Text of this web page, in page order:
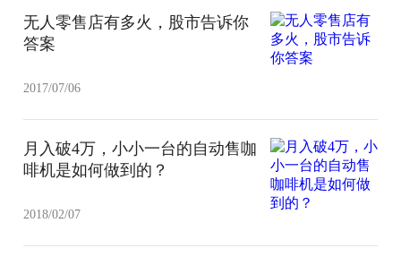
无人零售店有多火，股市告诉你
答案
2017/07/06
月入破4万，小小一台的自动售咖
啡机是如何做到的？
2018/02/07